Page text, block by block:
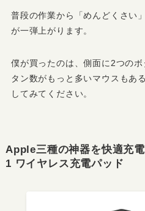
普段の作業から「めんどくさい
が一弾上がります。
僕が買ったのは、側面に2つの
タン数がもっと多いマウスもあ
してみてください。
Apple三種の神器を快適充
1 ワイヤレス充電パッド